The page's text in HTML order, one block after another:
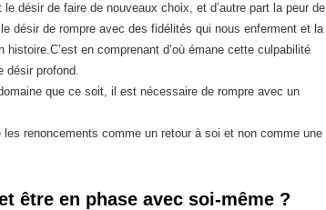
désir de faire de nouveaux choix, et d’autre part la peur de
désir de rompre avec des fidélités qui nous enferment et la
histoire.C’est en comprenant d’où émane cette culpabilité
désir profond.
que ce soit, il est nécessaire de rompre avec un
renoncements comme un retour à soi et non comme une
être en phase avec soi-même ?